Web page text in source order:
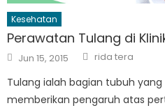
Kesehatan
Perawatan Tulang di
Posted
on
Jun 15, 2015 Author
rida tera
Tulang ialah bagian tubuh
memberikan pengaruh atas